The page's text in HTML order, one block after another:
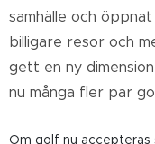
samhälle och
billigare resor och
gett en ny
nu många fler par
Om golf nu accepteras